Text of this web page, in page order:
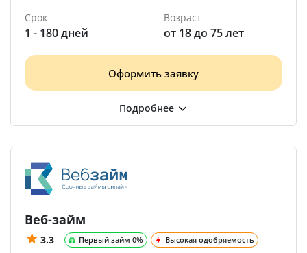
Срок
1 - 180 дней
Возраст
от 18 до 75 лет
Оформить заявку
Веб-займ
3.3 Первый займ 0% Высокая одобряемость